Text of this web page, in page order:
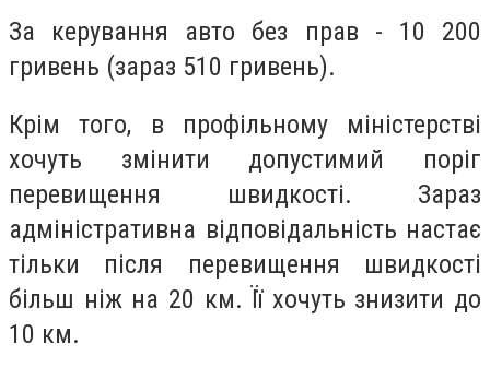
За керування авто без прав - 10 200
гривень (зараз 510 гривень).
Крім того, в профільному міністерстві
хочуть змінити допустимий поріг
перевищення швидкості. Зараз
адміністративна відповідальність настає
тільки після перевищення швидкості
більш ніж на 20 км. Її хочуть знизити до
10 км.